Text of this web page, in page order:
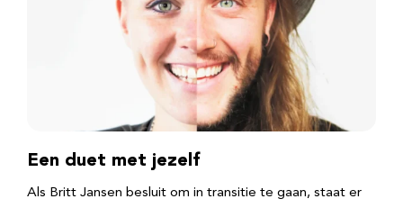
Een duet met jezelf
Als Britt Jansen besluit om in transitie te gaan, staat er